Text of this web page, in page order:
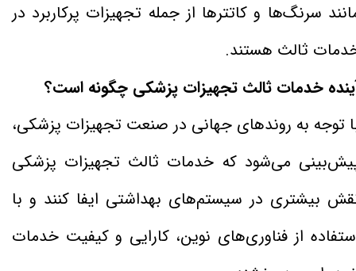
سرنگ‌ها و کاتترها از جمله تجهیزات پرکاربرد در
ثالث هستند.
خدمات ثالث تجهیزات پزشکی چگونه است؟
توجه به روندهای جهانی در صنعت تجهیزات پزشکی،
می‌شود که خدمات ثالث تجهیزات پزشکی
بیشتری در سیستم‌های بهداشتی ایفا کنند و با
از فناوری‌های نوین، کارایی و کیفیت خدمات